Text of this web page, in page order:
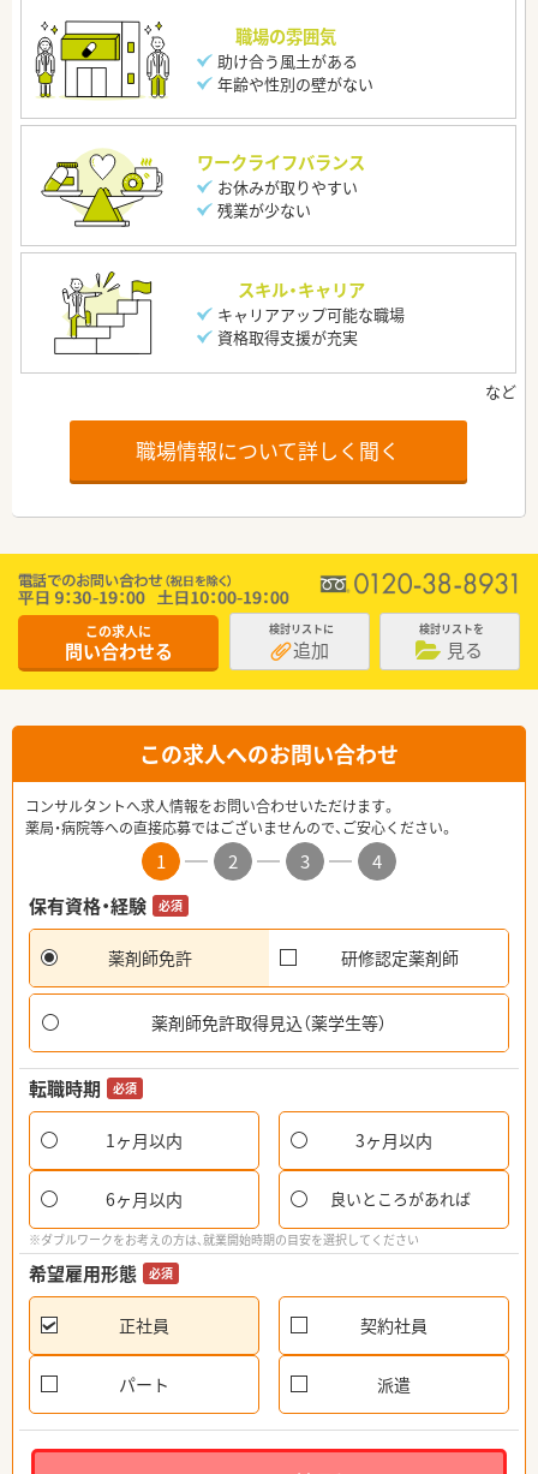
職場の雰囲気
助け合う風土がある
年齢や性別の壁がない
ワークライフバランス
お休みが取りやすい
残業が少ない
スキル・キャリア
キャリアアップ可能な職場
資格取得支援が充実
職場情報について詳しく聞く
この求人に
問い合わせる
検討リストに
追加
検討リストを
見る
この求人へのお問い合わせ
コンサルタントへ求人情報をお問い合わせいただけます。
薬局・病院等への直接応募ではございませんので、ご安心ください。
1 2 3
4
保有資格・経験
必須
薬剤師免許 研修認定薬剤師
薬剤師免許取得見込（薬学生等）
転職時期 必須
1ヶ月以内 3ヶ月以内
6ヶ月以内 良いところがあれば
※ダブルワークをお考えの方は、就業開始時期の目安を選択してください
希望雇用形態 必須
正社員 契約社員
パート 派遣